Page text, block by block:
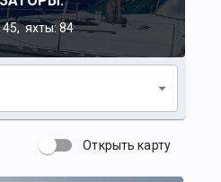
яхты: 84
Открыть карту